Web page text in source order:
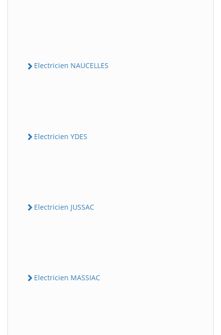
Electricien NAUCELLES
Electricien YDES
Electricien JUSSAC
Electricien MASSIAC